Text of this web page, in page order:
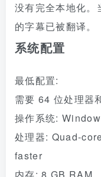
没有完全本地化。
的字幕已被翻译。
系统配置
最低配置:
需要 64 位处理器
操作系统:
处理器: Quad-
faster